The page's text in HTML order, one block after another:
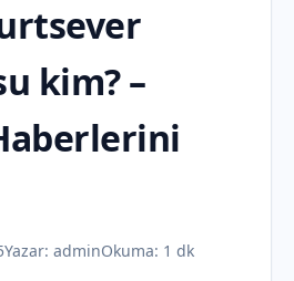
kim? –
Yazar: adminOkuma: 1 dk